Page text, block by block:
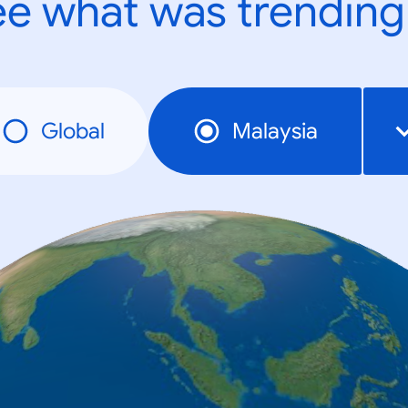
what was
Global Malaysia